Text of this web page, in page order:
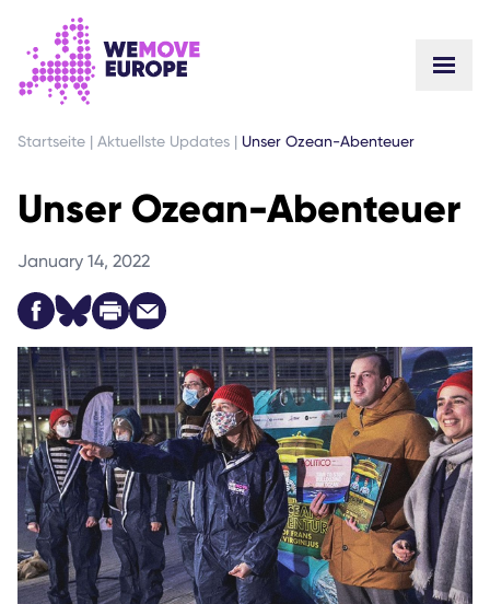
GEHEN SIE ZUM HAUPTINHALT
ZUR FUSSZEILENNAVIGATION SPRINGEN
Startseite | Aktuellste Updates | Unser Ozean-Abenteuer
Unser Ozean-Abenteuer
January 14, 2022